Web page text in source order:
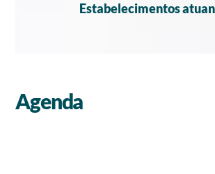
Estabelecimentos
Agenda